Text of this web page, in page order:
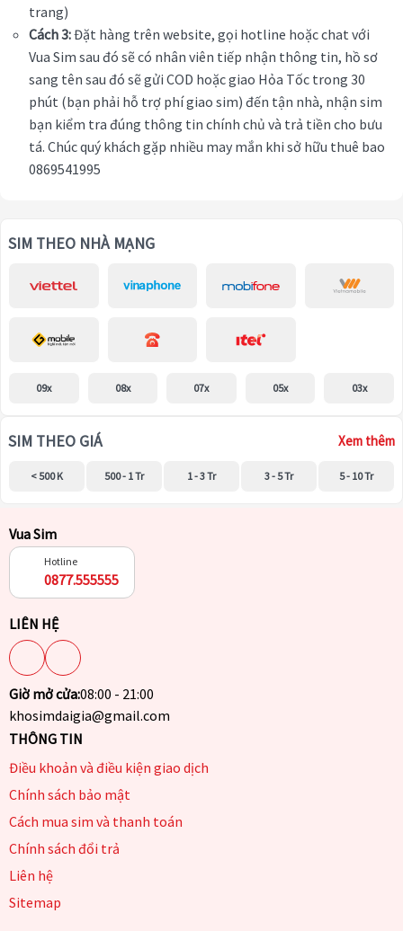
trang)
Cách 3:Đặt hàng trên website, gọi hotline hoặc chat với
Vua Sim sau đó sẽ có nhân viên tiếp nhận thông tin, hồ sơ
sang tên sau đó sẽ gửi COD hoặc giao Hỏa Tốc trong 30
phút (bạn phải hỗ trợ phí giao sim) đến tận nhà, nhận sim
bạn kiểm tra đúng thông tin chính chủ và trả tiền cho bưu
tá. Chúc quý khách gặp nhiều may mắn khi sở hữu thuê bao
0869541995
SIM THEO NHÀ MẠNG
09x 08x 07x 05x 03x
SIM THEO GIÁ Xem thêm
< 500 K 500 - 1 Tr 1 - 3 Tr 3 - 5 Tr 5 - 10 Tr
Vua Sim
Hotline
0877.555555
LIÊN HỆ
Giờ mở cửa:08:00 - 21:00
khosimdaigia@gmail.com
THÔNG TIN
Điều khoản và điều kiện giao dịch
Chính sách bảo mật
Cách mua sim và thanh toán
Chính sách đổi trả
Liên hệ
Sitemap